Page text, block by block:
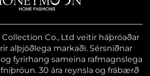
Co., Ltd veitir háþróaðar
alþjóðlega markaði. Sérsniðnar
fyrirhang sameina rafmagnslega
30 ára reynsla og frábærð